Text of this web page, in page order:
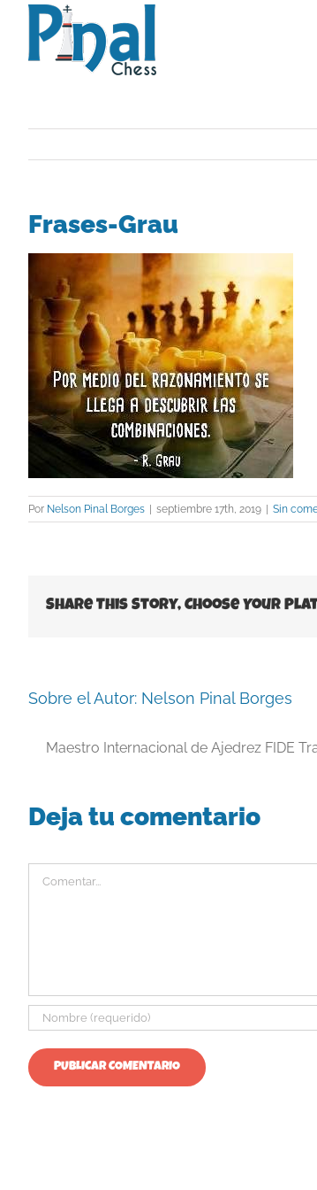
Saltar
contenido
Frases-Grau
Por Nelson Pinal Borges | septiembre 17th, 2019 | Sin
Share This Story, Choose Your
Sobre el Autor: Nelson Pinal Borges
Maestro Internacional de Ajedrez FIDE
Deja tu comentario